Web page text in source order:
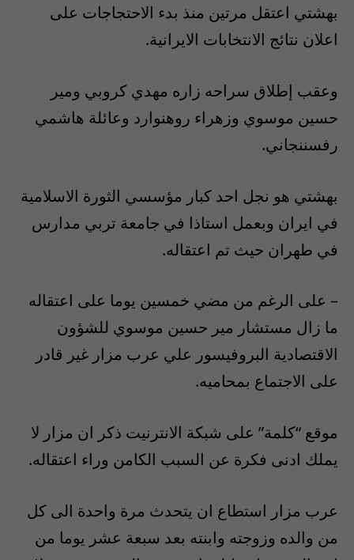
بهشتي اعتقل مرتين منذ بدء الاحتجاجات على
اعلان نتائج الانتخابات الايرانية.
وعقب إطلاق سراحه زاره مهدي كروبي ومير
حسين موسوي وزهراء روهنوارد وعائلة هاشمي
رفسننجاني.
بهشتي هو نجل احد كبار مؤسسي الثورة الاسلامية
في ايران وبعمل استاذا في جامعة تربي مدارس
في طهران حيث تم اعتقاله.
– على الرغم من مضي خمسين يوما على اعتقاله
ما زال مستشار مير حسين موسوي للشؤون
الاقتصادية البروفيسور علي عرب مزار غير قادر
على الاجتماع بمحاميه.
موقع “كلمة” على شبكة الانترنيت ذكر ان مزار لا
يملك ادنى فكرة عن السبب الكامن وراء اعتقاله.
عرب مزار استطاع ان يتحدث مرة واحدة الى كل
من والده وزوجته وابنته بعد سبعة عشر يوما من